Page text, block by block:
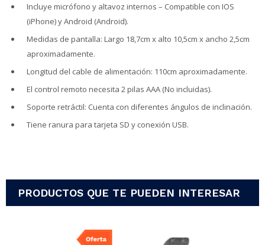
Incluye micrófono y altavoz internos – Compatible con IOS
(iPhone) y Android (Android).
Medidas de pantalla: Largo 18,7cm x alto 10,5cm x ancho 2,5cm
aproximadamente.
Longitud del cable de alimentación: 110cm aproximadamente.
El control remoto necesita 2 pilas AAA (No incluidas).
Soporte retráctil: Cuenta con diferentes ángulos de inclinación.
Tiene ranura para tarjeta SD y conexión USB.
PRODUCTOS QUE TE PUEDEN INTERESAR